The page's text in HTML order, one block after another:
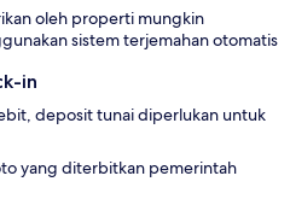
oleh properti mungkin
sistem terjemahan otomatis
in
deposit tunai diperlukan untuk
yang diterbitkan pemerintah